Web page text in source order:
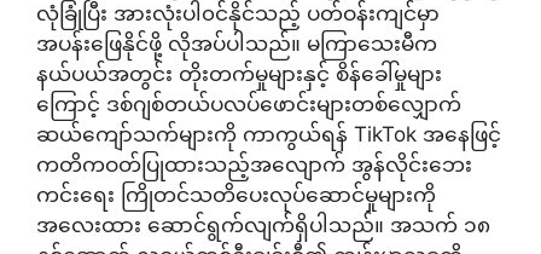
လုံခြုံပြီး အားလုံးပါ၀င်နိုင်သည့် ပတ်ဝန်းကျင်မှာ
အပန်းဖြေနိုင်ဖို့ လိုအပ်ပါသည်။ မကြာသေးမီက
နယ်ပယ်အတွင်း တိုးတက်မှုများနှင့် စိန်ခေါ်မှုများ
ကြောင့် ဒစ်ဂျစ်တယ်ပလပ်ဖောင်းများတစ်လျှောက်
ဆယ်ကျော်သက်များကို ကာကွယ်ရန် TikTok အနေဖြင့်
ကတိကဝတ်ပြုထားသည့်အလျောက် အွန်လိုင်းဘေး
ကင်းရေး ကြိုတင်သတိပေးလုပ်ဆောင်မှုများကို
အလေးထား ဆောင်ရွက်လျက်ရှိပါသည်။ အသက် ၁၈